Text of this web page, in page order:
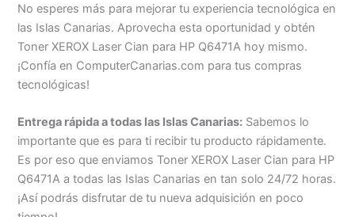
No esperes más para mejorar tu experiencia tecnológica en
las Islas Canarias. Aprovecha esta oportunidad y obtén
Toner XEROX Laser Cian para HP Q6471A hoy mismo.
¡Confía en ComputerCanarias.com para tus compras
tecnológicas!
Entrega rápida a todas las Islas Canarias: Sabemos lo
importante que es para ti recibir tu producto rápidamente.
Es por eso que enviamos Toner XEROX Laser Cian para HP
Q6471A a todas las Islas Canarias en tan solo 24/72 horas.
¡Así podrás disfrutar de tu nueva adquisición en poco